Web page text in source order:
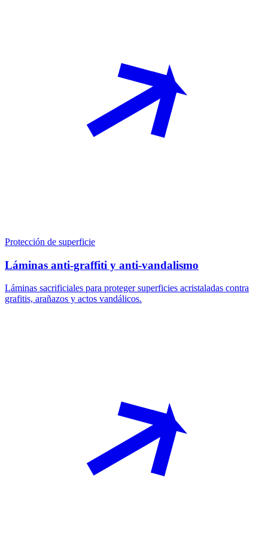
Protección de superficie
Láminas anti-graffiti y anti-vandalismo
Láminas sacrificiales para proteger superficies acristaladas contra
grafitis, arañazos y actos vandálicos.